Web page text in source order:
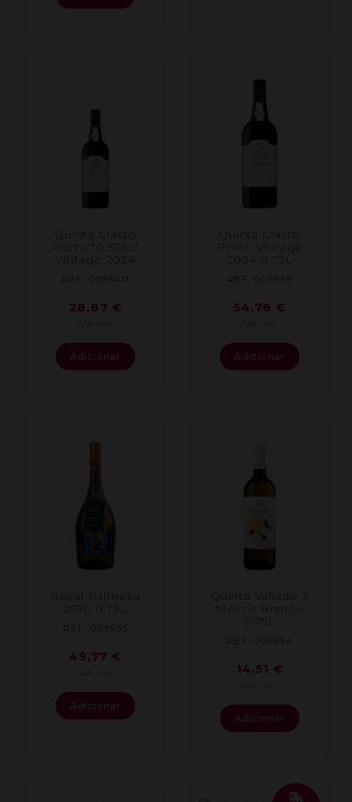
Quinta Crasto
Porto *0.375L*
Vintage 2024
REF: 009940
28,87 €
Adicionar
Quinta Crasto
Porto Vintage
2024 0.75L
REF: 009939
54,76 €
Adicionar
2010 0.75L
REF: 009935
49,77 €
Adicionar
Quinta Vallado 3
0.75L
REF: 009934
14,51 €
Adicionar